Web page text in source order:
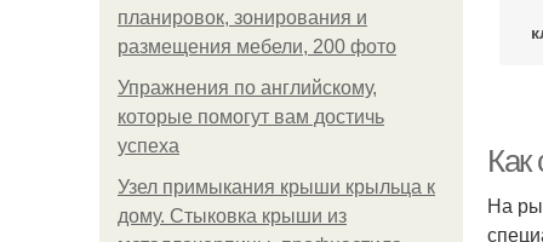
планировок, зонирования и
размещения мебели, 200 фото
Упражнения по английскому,
которые помогут вам достичь
успеха
Узел примыкания крыши крыльца к
дому. Стыковка крыши из
Как
На